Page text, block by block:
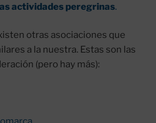
actividades peregrinas.
otras asociaciones que
a la nuestra. Estas son las
(pero hay más):